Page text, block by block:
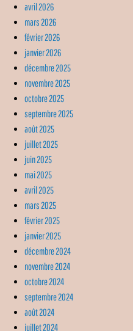
avril 2026
mars 2026
février 2026
janvier 2026
décembre 2025
novembre 2025
octobre 2025
septembre 2025
août 2025
juillet 2025
juin 2025
mai 2025
avril 2025
mars 2025
février 2025
janvier 2025
décembre 2024
novembre 2024
octobre 2024
septembre 2024
août 2024
juillet 2024